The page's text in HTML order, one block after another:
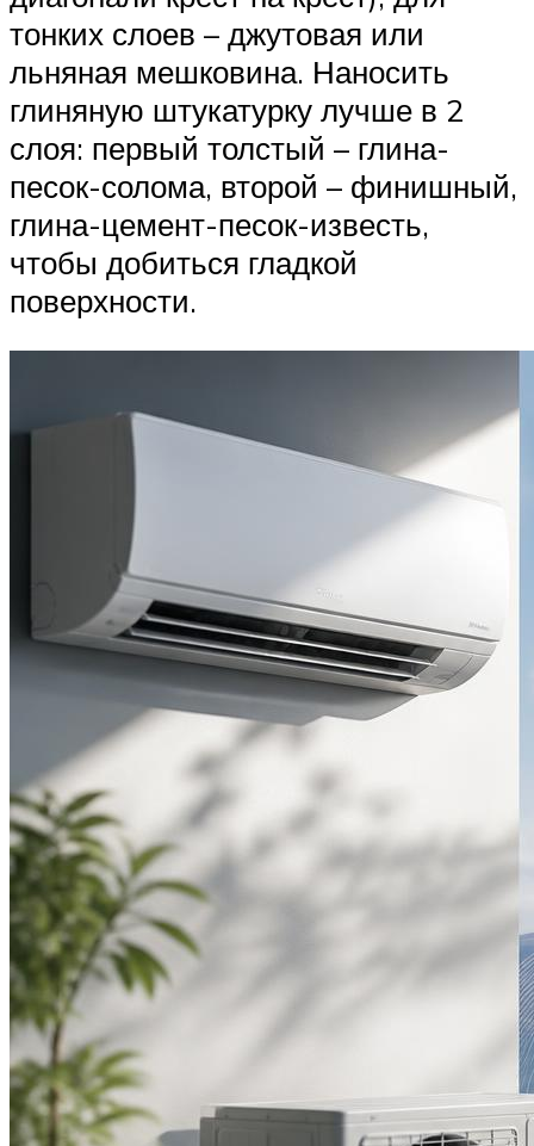
тонких слоев – джутовая или
льняная мешковина. Наносить
глиняную штукатурку лучше в 2
слоя: первый толстый – глина-
песок-солома, второй – финишный,
глина-цемент-песок-известь,
чтобы добиться гладкой
поверхности.